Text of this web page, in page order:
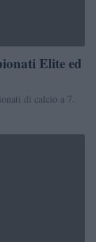
Elite ed
di calcio a 7.